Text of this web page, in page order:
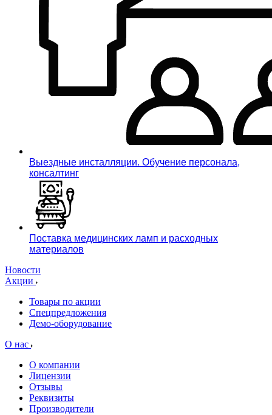
Выездные инсталляции. Обучение персонала,
консалтинг
Поставка медицинских ламп и расходных
материалов
Новости
Акции
Товары по акции
Спецпредложения
Демо-оборудование
О нас
О компании
Лицензии
Отзывы
Реквизиты
Производители